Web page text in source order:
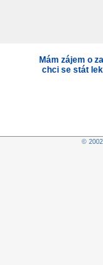
Mám zájem o
chci se stát
©